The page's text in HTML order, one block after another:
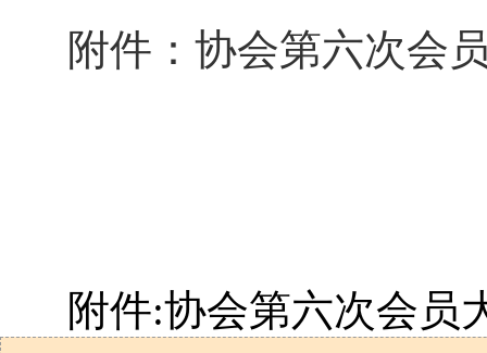
附件：协会第六次会
附件:协会第六次会员